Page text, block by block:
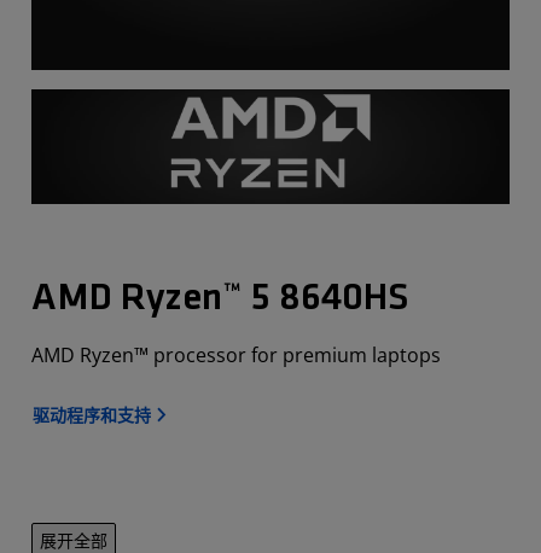
AMD Ryzen™ 5 8640HS
AMD Ryzen™ processor for premium laptops
驱动程序和支持
展开全部